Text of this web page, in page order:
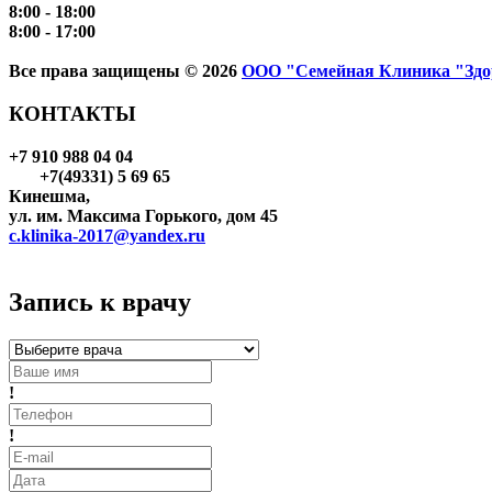
8:00 - 18:00
8:00 - 17:00
Все права защищены © 2026 ООО "Семейная Клиника
КОНТАКТЫ
+7 910 988 04 04
+7(49331) 5 69 65
Кинешма,
ул. им. Максима Горького, дом 45
c.klinika-2017@yandex.ru
Запись к врачу
!
!